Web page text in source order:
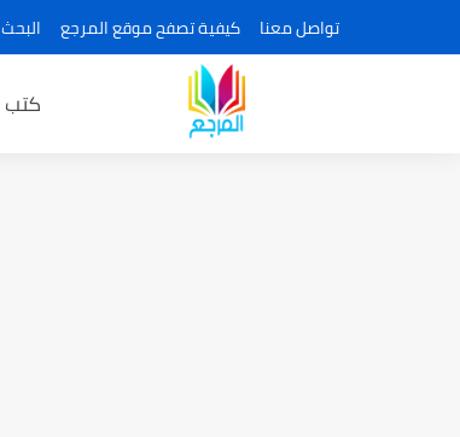
تواصل معنا كيفية تصفح موقع المرجع البحث